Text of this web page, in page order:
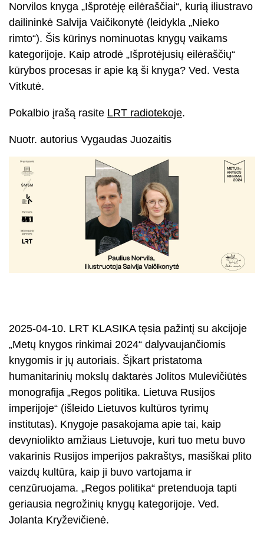
Norvilos knyga „Išprotėję eilėraščiai“, kurią iliustravo
dailininkė Salvija Vaičikonytė (leidykla „Nieko
rimto“). Šis kūrinys nominuotas knygų vaikams
kategorijoje. Kaip atrodė „Išprotėjusių eilėraščių“
kūrybos procesas ir apie ką ši knyga? Ved. Vesta
Vitkutė.
Pokalbio įrašą rasite LRT radiotekoje.
Nuotr. autorius Vygaudas Juozaitis
2025-04-10. LRT KLASIKA tęsia pažintį su akcijoje
„Metų knygos rinkimai 2024“ dalyvaujančiomis
knygomis ir jų autoriais. Šįkart pristatoma
humanitarinių mokslų daktarės Jolitos Mulevičiūtės
monografija „Regos politika. Lietuva Rusijos
imperijoje“ (išleido Lietuvos kultūros tyrimų
institutas). Knygoje pasakojama apie tai, kaip
devyniolikto amžiaus Lietuvoje, kuri tuo metu buvo
vakarinis Rusijos imperijos pakraštys, masiškai plito
vaizdų kultūra, kaip ji buvo vartojama ir
cenzūruojama. „Regos politika“ pretenduoja tapti
geriausia negrožinių knygų kategorijoje. Ved.
Jolanta Kryževičienė.